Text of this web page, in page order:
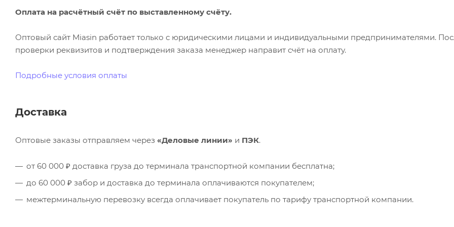
Оплата на расчётный счёт по выставленному счёту.
Оптовый сайт Miasin работает только с юридическими лицами и индивидуальными предпринимателями.
проверки реквизитов и подтверждения заказа менеджер направит счёт на оплату.
Подробные условия оплаты
Доставка
Оптовые заказы отправляем через «Деловые линии» и ПЭК.
от 60 000 ₽ доставка груза до терминала транспортной компании бесплатна;
до 60 000 ₽ забор и доставка до терминала оплачиваются покупателем;
межтерминальную перевозку всегда оплачивает покупатель по тарифу транспортной компании.